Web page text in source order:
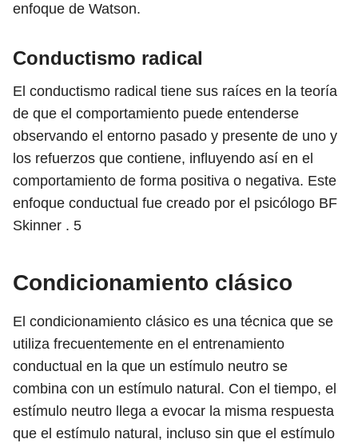
enfoque de Watson.
Conductismo radical
El conductismo radical tiene sus raíces en la teoría
de que el comportamiento puede entenderse
observando el entorno pasado y presente de uno y
los refuerzos que contiene, influyendo así en el
comportamiento de forma positiva o negativa. Este
enfoque conductual fue creado por el psicólogo BF
Skinner . 5
Condicionamiento clásico
El condicionamiento clásico es una técnica que se
utiliza frecuentemente en el entrenamiento
conductual en la que un estímulo neutro se
combina con un estímulo natural. Con el tiempo, el
estímulo neutro llega a evocar la misma respuesta
que el estímulo natural, incluso sin que el estímulo